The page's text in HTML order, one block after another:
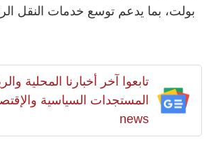
بولت، بما يدعم توسع خدمات النقل
تابعوا آخر أخبارنا المحلية
news